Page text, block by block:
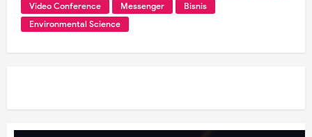
Video Conference
Messenger
Bisnis
Environmental Science